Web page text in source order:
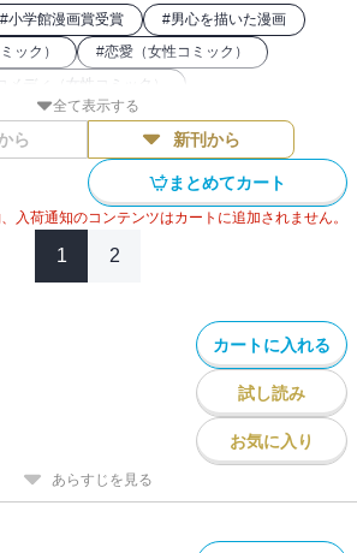
#小学館漫画賞受賞 #男心を描いた漫画
ック） #恋愛（女性コミック）
コメディ（女性コミック）
#幼馴染（女性コミック）
）
恋愛初心者の主人公コミック
全て表示する
ら 新刊から
まとめてカート
入荷通知のコンテンツはカートに追加されません。
1 2
カートに入れる
試し読み
お気に入り
あらすじを見る